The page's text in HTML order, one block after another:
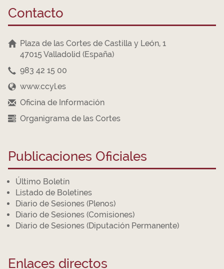
Contacto
Plaza de las Cortes de Castilla y León, 1
47015 Valladolid (España)
983 42 15 00
www.ccyl.es
Oficina de Información
Organigrama de las Cortes
Publicaciones Oficiales
Último Boletín
Listado de Boletines
Diario de Sesiones (Plenos)
Diario de Sesiones (Comisiones)
Diario de Sesiones (Diputación Permanente)
Enlaces directos